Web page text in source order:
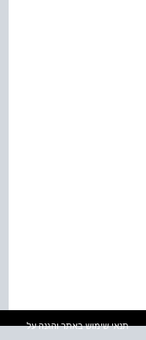
תנאי שימוש באתר והגנה על